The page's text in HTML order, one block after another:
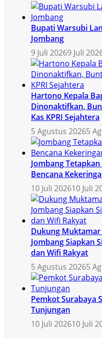
Bupati Warsubi
Jombang
9 Juli 20269 Juli
Hartono Kepala
Dinonaktifkan,
Kas KPRI Sejahtera
5 Agustus 20265
Jombang
Bencana
10 Juli 202610 Juli
Dukung
Jombang Siapkan
dan Wifi Rakyat
5 Agustus 20265
Pemkot Surabaya
Tunjungan
10 Juli 202610 Juli